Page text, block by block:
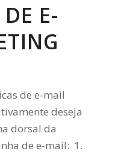
E-
de e-mail
deseja
dorsal da
de e-mail: 1.